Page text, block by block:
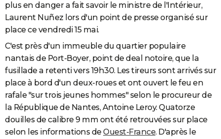
plus en danger a fait savoir le ministre de l'Intérieur,
Laurent Nuñez lors d'un point de presse organisé sur
place ce vendredi 15 mai.
C'est près d'un immeuble du quartier populaire
nantais de Port-Boyer, point de deal notoire, que la
fusillade a retenti vers 19h30. Les tireurs sont arrivés sur
place à bord d'un deux-roues et ont ouvert le feu en
rafale "sur trois jeunes hommes" selon le procureur de
la République de Nantes, Antoine Leroy. Quatorze
douilles de calibre 9 mm ont été retrouvées sur place
selon les informations de Ouest-France. D'après le